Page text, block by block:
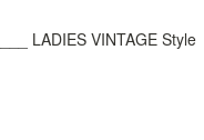
LADIES VINTAGE Style